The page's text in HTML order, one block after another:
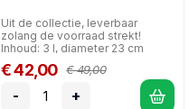
Uit de collectie, leverbaar
zolang de voorraad strekt!
Inhoud: 3 l, diameter 23 cm
€ 42,00 € 49,00
- +